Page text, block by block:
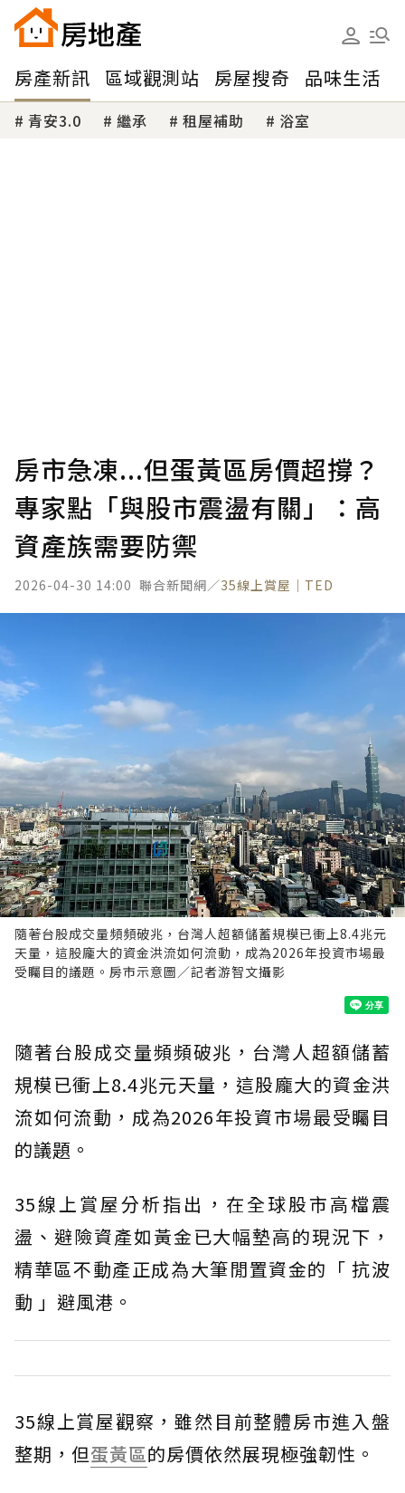
房產新訊 區域觀測站 房屋搜奇 品味生活
青安3.0 繼承 租屋補助 浴室
房市急凍...但蛋黃區房價超撐？
專家點「與股市震盪有關」：高
資產族需要防禦
2026-04-30 14:00 聯合新聞網／35線上賞屋｜TED
隨著台股成交量頻頻破兆，台灣人超額儲蓄規模已衝上8.4兆元
天量，這股龐大的資金洪流如何流動，成為2026年投資市場最
受矚目的議題。房市示意圖／記者游智文攝影
隨著台股成交量頻頻破兆，台灣人超額儲蓄
規模已衝上8.4兆元天量，這股龐大的資金洪
流如何流動，成為2026年投資市場最受矚目
的議題。
35線上賞屋分析指出，在全球股市高檔震
盪、避險資產如黃金已大幅墊高的現況下，
精華區不動產正成為大筆閒置資金的「 抗波
動 」避風港。
35線上賞屋觀察，雖然目前整體房市進入盤
整期，但蛋黃區的房價依然展現極強韌性。